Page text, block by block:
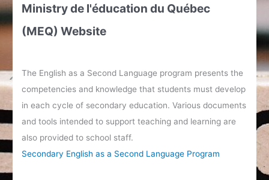
Ministry de l'éducation du Québec
(MEQ) Website
The English as a Second Language program presents the
competencies and knowledge that students must develop
in each cycle of secondary education. Various documents
and tools intended to support teaching and learning are
also provided to school staff.
Secondary English as a Second Language Program